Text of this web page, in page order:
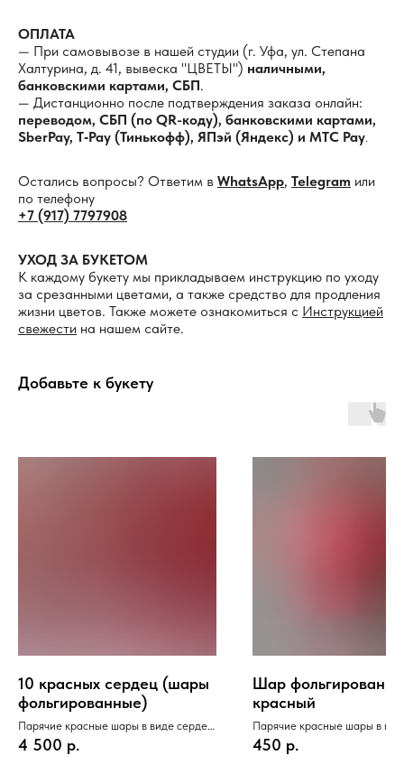
ОПЛАТА
— При самовывозе в нашей студии (г. Уфа, ул. Степана
Халтурина, д. 41, вывеска "ЦВЕТЫ") наличными,
банковскими картами, СБП.
— Дистанционно после подтверждения заказа онлайн:
переводом, СБП (по QR-коду), банковскими картами,
SberPay, T‑Pay (Тинькофф), ЯПэй (Яндекс) и МТС Pay.
Остались вопросы? Ответим в WhatsApp, Telegram или
по телефону
+7 (917) 7797908
УХОД ЗА БУКЕТОМ
К каждому букету мы прикладываем инструкцию по уходу
за срезанными цветами, а также средство для продления
жизни цветов. Также можете ознакомиться с Инструкцией
свежести на нашем сайте.
Добавьте к букету
10 красных сердец (шары
фольгированные)
Парячие красные шары в виде сердец,
наполненные гелием
4 500 р.
Шар
красный
Парячие красные шары в
наполненные гелием
450 р.